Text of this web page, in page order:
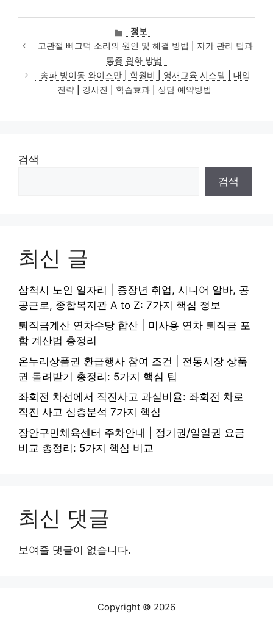
카
테
고
리
정보
고관절 삐그덕 소리의 원인 및 해결 방법 | 자가 관리 팁과
통증 완화 방법
송파 방이동 와이즈만 | 학원비 | 영재교육 시스템 | 대입
전략 | 강사진 | 학습효과 | 상담 예약방법
검색
검색
최신 글
삼척시 노인 일자리 | 중장년 취업, 시니어 알바, 공
공근로, 종합복지관 A to Z: 7가지 핵심 정보
퇴직금계산 연차수당 합산 | 미사용 연차 퇴직금 포
함 계산법 총정리
온누리상품권 환급행사 참여 조건 | 전통시장 상품
권 돌려받기 총정리: 5가지 핵심 팁
좌회전 차선에서 직진사고 과실비율: 좌회전 차로
직진 사고 심층분석 7가지 핵심
장안구민체육센터 주차안내 | 정기권/일일권 요금
비교 총정리: 5가지 핵심 비교
최신 댓글
보여줄 댓글이 없습니다.
Copyright © 2026